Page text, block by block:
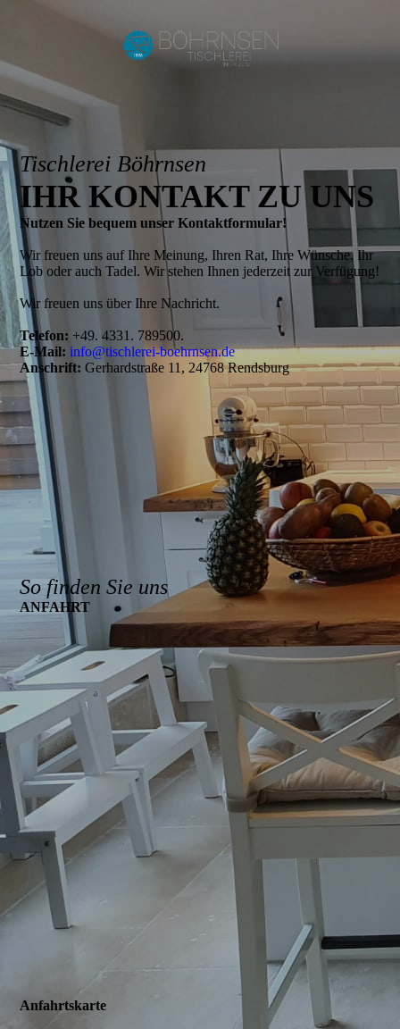
Tischlerei Böhrnsen
IHR KONTAKT ZU UNS
Nutzen Sie bequem unser Kontaktformular!
Wir freuen uns auf Ihre Meinung, Ihren Rat, Ihre Wünsche, Ihr
Lob oder auch Tadel. Wir stehen Ihnen jederzeit zur Verfügung!
Wir freuen uns über Ihre Nachricht.
Telefon: +49. 4331. 789500.
E-Mail: info@tischlerei-boehrnsen.de
Anschrift: Gerhardstraße 11, 24768 Rendsburg
So finden Sie uns
AN­FAHRT
Anfahrts­karte